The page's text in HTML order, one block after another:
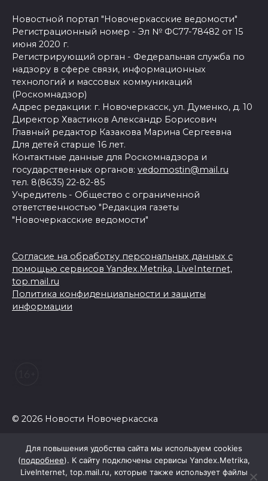
Новостной портал "Новочеркасские ведомости"
Регистрационный номер - Эл № ФС77-78482 от 15
июня 2020 г.
Регистрирующий орган - Федеральная служба по
надзору в сфере связи, информационных
технологий и массовых коммуникаций
(Роскомнадзор)
Адрес редакции: г. Новочеркасск, ул. Думенко, д. 10
Директор Хвастиков Александр Борисович
Главный редактор Казакова Марина Сергеевна
Для детей старше 16 лет.
Контактные данные для Роскомнадзора и
государственных органов: vedomostin@mail.ru
тел. 8(8635) 22-82-85
Учредитель - Общество с ограниченной
ответственностью "Редакция газеты
"Новочеркасские ведомости"
Согласие на обработку персональных данных с
помощью сервисов Yandex.Metrika, LiveInternet,
top.mail.ru
Политика конфиденциальности и защиты
информации
© 2026 Новости Новочеркасска
Для повышения удобства сайта мы используем cookies
(подробнее). К сайту подключены сервисы Yandex.Metrika,
LiveInternet, top.mail.ru, которые также использует файлы